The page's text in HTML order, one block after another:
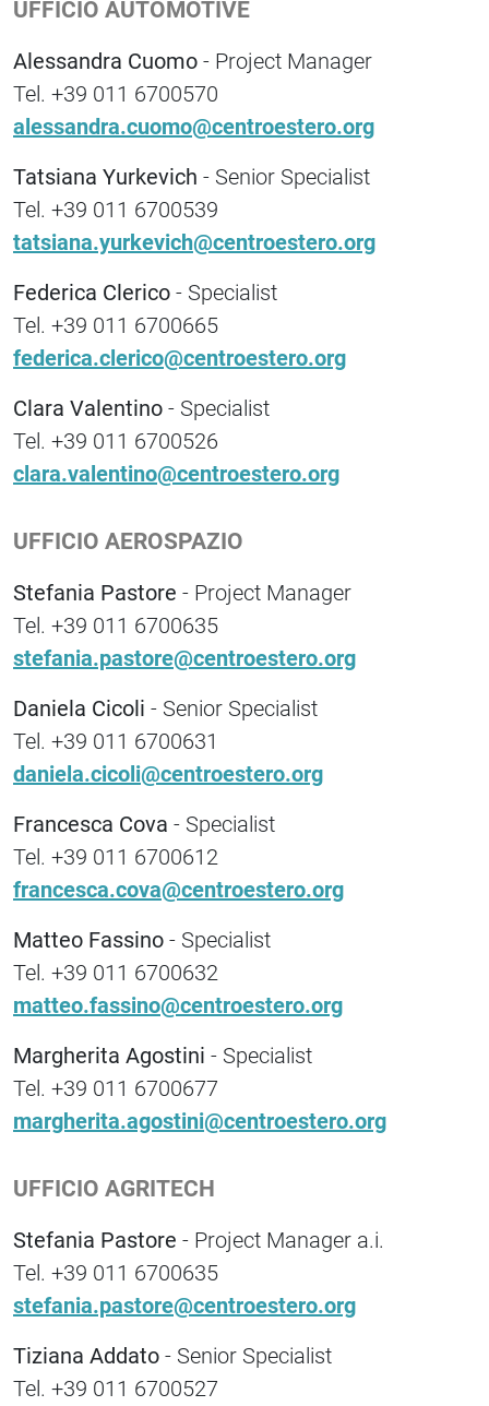
UFFICIO AUTOMOTIVE
Alessandra Cuomo - Project Manager
Tel. +39 011 6700570
alessandra.cuomo@centroestero.org
Tatsiana Yurkevich - Senior Specialist
Tel. +39 011 6700539
tatsiana.yurkevich@centroestero.org
Federica Clerico - Specialist
Tel. +39 011 6700665
federica.clerico@centroestero.org
Clara Valentino - Specialist
Tel. +39 011 6700526
clara.valentino@centroestero.org
UFFICIO AEROSPAZIO
Stefania Pastore - Project Manager
Tel. +39 011 6700635
stefania.pastore@centroestero.org
Daniela Cicoli - Senior Specialist
Tel. +39 011 6700631
daniela.cicoli@centroestero.org
Francesca Cova - Specialist
Tel. +39 011 6700612
francesca.cova@centroestero.org
Matteo Fassino - Specialist
Tel. +39 011 6700632
matteo.fassino@centroestero.org
Margherita Agostini - Specialist
Tel. +39 011 6700677
margherita.agostini@centroestero.org
UFFICIO AGRITECH
Stefania Pastore - Project Manager a.i.
Tel. +39 011 6700635
stefania.pastore@centroestero.org
Tiziana Addato - Senior Specialist
Tel. +39 011 6700527